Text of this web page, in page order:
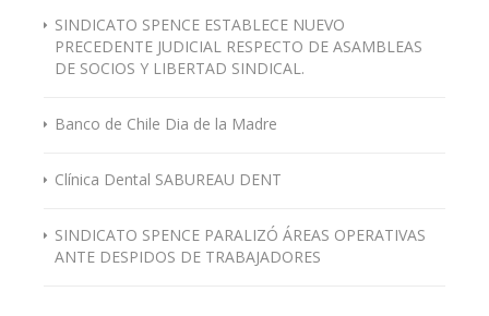
SINDICATO SPENCE ESTABLECE NUEVO
PRECEDENTE JUDICIAL RESPECTO DE ASAMBLEAS
DE SOCIOS Y LIBERTAD SINDICAL.
Banco de Chile Dia de la Madre
Clínica Dental SABUREAU DENT
SINDICATO SPENCE PARALIZÓ ÁREAS OPERATIVAS
ANTE DESPIDOS DE TRABAJADORES